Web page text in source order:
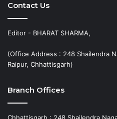
Contact Us
Editor - BHARAT SHARMA,
(Office Address : 248 Shailendra
Raipur, Chhattisgarh)
Branch Offices